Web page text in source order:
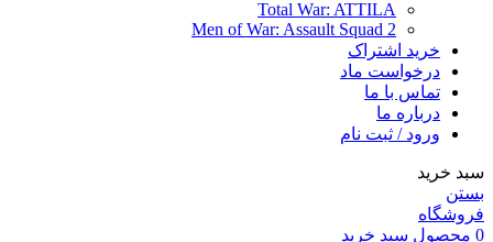
Total War: ATTILA
Men of War: Assault Squad 2
خرید اشتراک
درخواست ماد
تماس با ما
درباره ما
ورود / ثبت نام
سبد خرید
بستن
فروشگاه
0 محصول سبد خرید